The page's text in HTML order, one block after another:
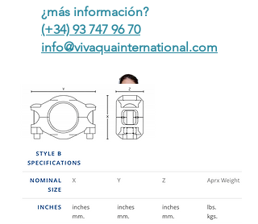
¿más información?
(+34) 93 747 96 70
info@vivaquainternational.com